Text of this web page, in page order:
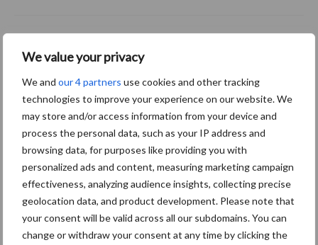
We value your privacy
We and our 4 partners use cookies and other tracking
technologies to improve your experience on our website. We
may store and/or access information from your device and
process the personal data, such as your IP address and
browsing data, for purposes like providing you with
personalized ads and content, measuring marketing campaign
effectiveness, analyzing audience insights, collecting precise
geolocation data, and product development. Please note that
your consent will be valid across all our subdomains. You can
change or withdraw your consent at any time by clicking the
Diergezondheid Fokkerij
Afrikaanse
varkenspest
Brachyspira
Toon meer